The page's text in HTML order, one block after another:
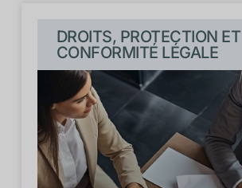
DROITS, PROTECTION ET
CONFORMITÉ LÉGALE